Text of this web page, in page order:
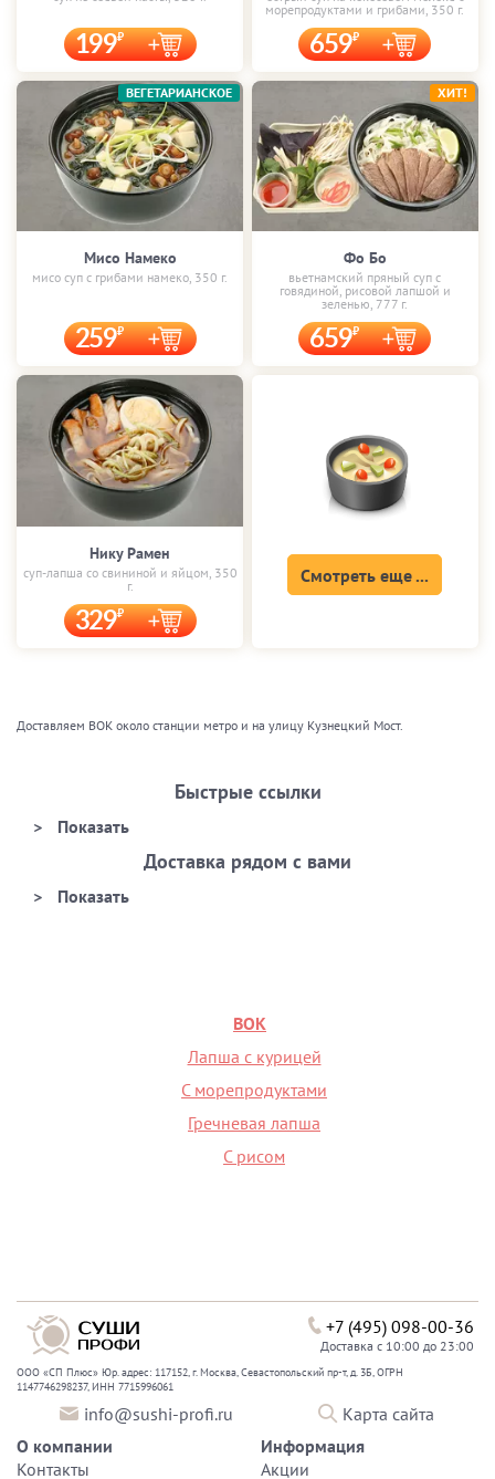
199
морепродуктами и грибами, 350 г.
659
Мисо Намеко
мисо суп с грибами намеко, 350 г.
259
ВЕГЕТАРИАНСКОЕ
Фо Бо
вьетнамский пряный суп с
говядиной, рисовой лапшой и
зеленью, 777 г.
659
ХИТ!
Нику Рамен
суп-лапша со свининой и яйцом, 350
г.
329
Смотреть еще ...
Доставляем ВОК около станции метро и на улицу Кузнецкий Мост.
Быстрые ссылки
Доставка рядом с вами
ВОК
Лапша с курицей
С морепродуктами
Гречневая лапша
С рисом
+7 (495) 098-00-36
Доставка с 10:00 до 23:00
ООО «СП Плюс» Юр. адрес: 117152, г. Москва, Севастопольский пр-т, д. 3Б, ОГРН
1147746298237, ИНН 7715996061
info@sushi-profi.ru
Карта сайта
О компании
Контакты
Информация
Акции